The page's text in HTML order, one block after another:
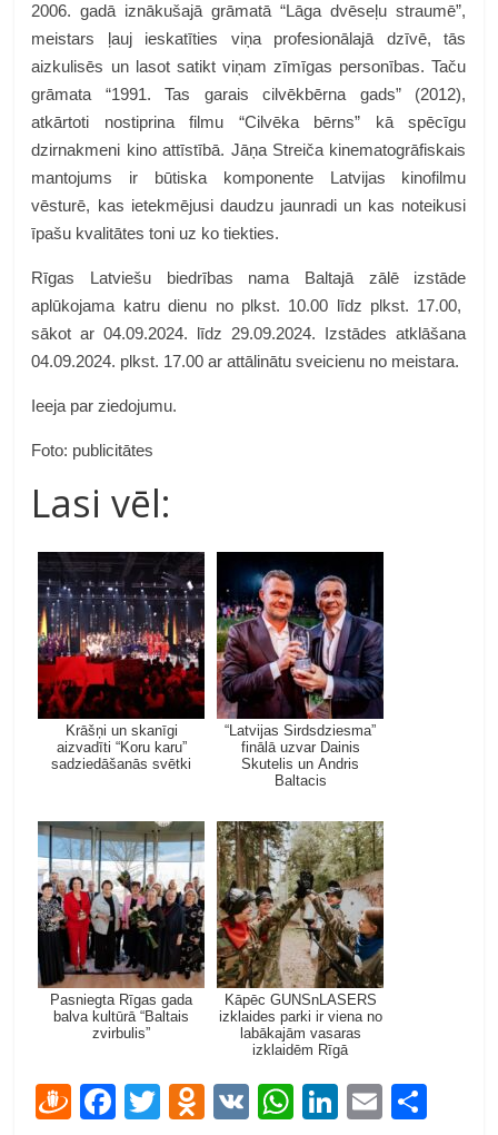
2006. gadā iznākušajā grāmatā “Lāga dvēseļu straumē”,
meistars ļauj ieskatīties viņa profesionālajā dzīvē, tās
aizkulisēs un lasot satikt viņam zīmīgas personības. Taču
grāmata “1991. Tas garais cilvēkbērna gads” (2012),
atkārtoti nostiprina filmu “Cilvēka bērns” kā spēcīgu
dzirnakmeni kino attīstībā. Jāņa Streiča kinematogrāfiskais
mantojums ir būtiska komponente Latvijas kinofilmu
vēsturē, kas ietekmējusi daudzu jaunradi un kas noteikusi
īpašu kvalitātes toni uz ko tiekties.
Rīgas Latviešu biedrības nama Baltajā zālē izstāde
aplūkojama katru dienu no plkst. 10.00 līdz plkst. 17.00,
sākot ar 04.09.2024. līdz 29.09.2024. Izstādes atklāšana
04.09.2024. plkst. 17.00 ar attālinātu sveicienu no meistara.
Ieeja par ziedojumu.
Foto: publicitātes
Lasi vēl:
Krāšņi un skanīgi
aizvadīti “Koru karu”
sadziedāšanās svētki
“Latvijas Sirdsdziesma”
finālā uzvar Dainis
Skutelis un Andris
Baltacis
Pasniegta Rīgas gada
balva kultūrā “Baltais
zvirbulis”
Kāpēc GUNSnLASERS
izklaides parki ir viena no
labākajām vasaras
izklaidēm Rīgā
D F T O V W Li E